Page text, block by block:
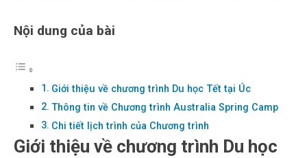
Nội dung của bài
Giới thiệu về chương trình Du học Tết tại Úc
Thông tin về Chương trình Australia Spring Camp
Chi tiết lịch trình của Chương trình
Giới thiệu về chương trình Du học